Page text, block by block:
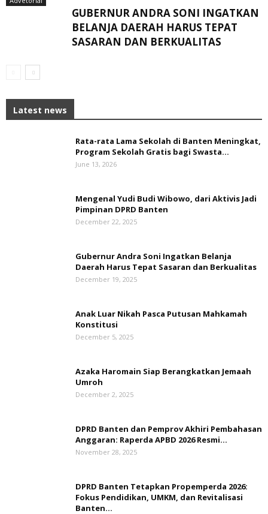
GUBERNUR ANDRA SONI INGATKAN
BELANJA DAERAH HARUS TEPAT
SASARAN DAN BERKUALITAS
Latest news
Rata-rata Lama Sekolah di Banten Meningkat,
‎Program Sekolah Gratis bagi Swasta...
June 13, 2026
Mengenal Yudi Budi Wibowo, dari Aktivis Jadi
Pimpinan DPRD Banten
December 22, 2025
Gubernur Andra Soni Ingatkan Belanja
Daerah Harus Tepat Sasaran dan Berkualitas
December 19, 2025
Anak Luar Nikah Pasca Putusan Mahkamah
Konstitusi
December 5, 2025
Azaka Haromain Siap Berangkatkan Jemaah
Umroh
December 2, 2025
DPRD Banten dan Pemprov Akhiri Pembahasan
Anggaran: Raperda APBD 2026 Resmi...
November 28, 2025
DPRD Banten Tetapkan Propemperda 2026:
Fokus Pendidikan, UMKM, dan Revitalisasi
Banten...